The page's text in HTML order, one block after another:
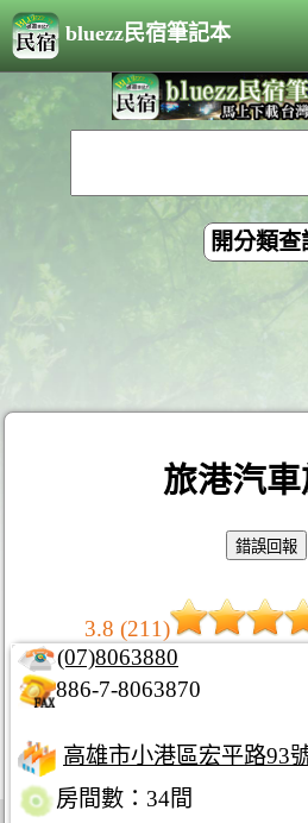
bluezz民宿筆記本
開分類查
旅港汽
3.8 (211)
(07)8063880
886-7-8063870
高雄市小港區宏平路93
房間數：34間